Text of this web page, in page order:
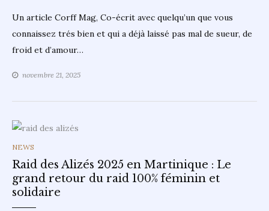
Un article Corff Mag, Co-écrit avec quelqu’un que vous
connaissez trés bien et qui a déjà laissé pas mal de sueur, de
froid et d’amour…
novembre 21, 2025
CATEGORIES
NEWS
Raid des Alizés 2025 en Martinique : Le
grand retour du raid 100% féminin et
solidaire